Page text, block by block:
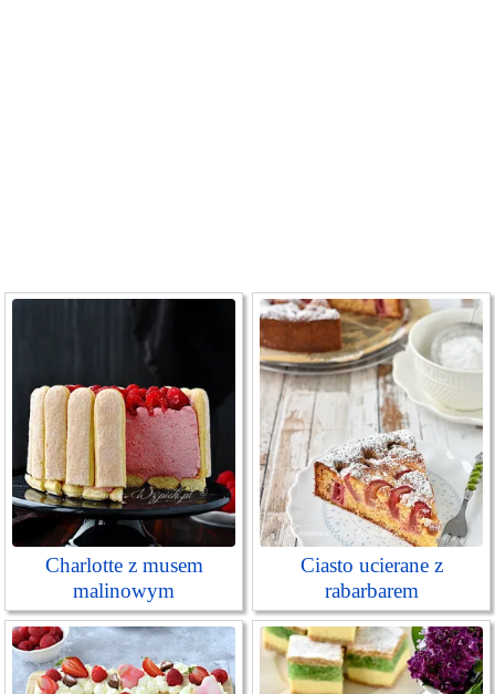
Charlotte z musem
malinowym
Ciasto ucierane z
rabarbarem